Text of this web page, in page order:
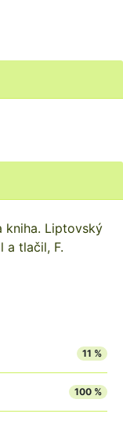
kniha. Liptovský
a tlačil, F.
11 %
100 %